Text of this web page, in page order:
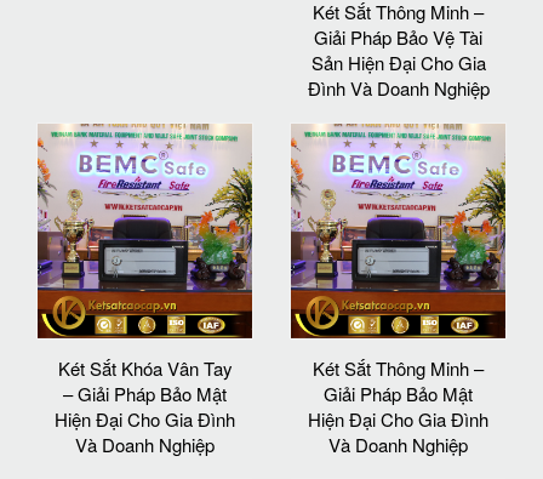
Két Sắt Thông Minh –
Giải Pháp Bảo Vệ Tài
Sản Hiện Đại Cho Gia
Đình Và Doanh Nghiệp
Két Sắt Khóa Vân Tay
– Giải Pháp Bảo Mật
Hiện Đại Cho Gia Đình
Và Doanh Nghiệp
Két Sắt Thông Minh –
Giải Pháp Bảo Mật
Hiện Đại Cho Gia Đình
Và Doanh Nghiệp